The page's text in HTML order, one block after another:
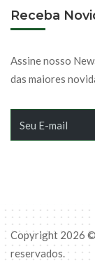
Receba
Assine nosso
das maiores
Copyright 2026
reservados.